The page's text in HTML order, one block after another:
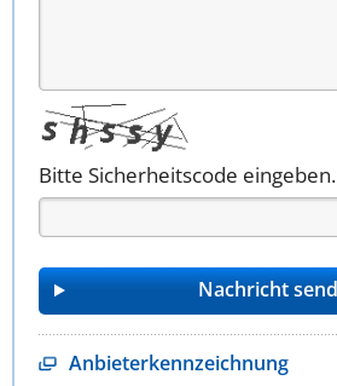
Bitte Sicherheitscode eingeben.
Anbieterkennzeichnung